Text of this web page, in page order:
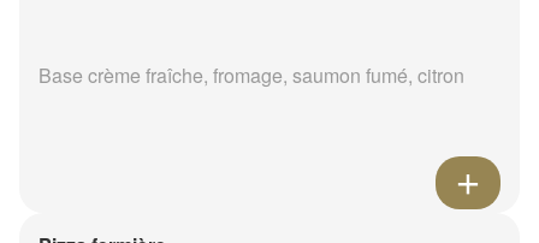
Base crème fraîche, fromage, saumon fumé, citron